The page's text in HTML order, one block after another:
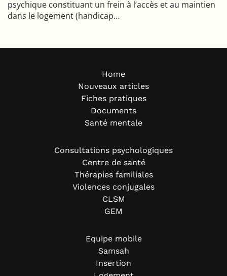
psychique constituant un frein à l’accès et au maintien
dans le logement (handicap…
Home
Nouveaux articles
Fiches pratiques
Documents
Santé mentale
Consultations psychologiques
Centre de santé
Thérapies familiales
Violences conjugales
CLSM
GEM
Equipe mobile
Samsah
Insertion